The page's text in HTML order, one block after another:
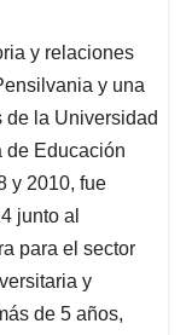
y relaciones
y una
de la Universidad
de Educación
y 2010, fue
junto al
para el sector
y
de 5 años,